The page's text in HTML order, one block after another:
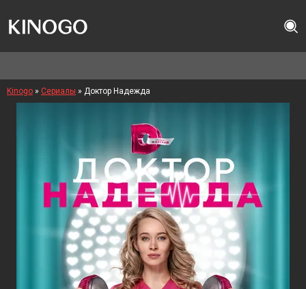
Kinogo » Сериалы » Доктор Надежда